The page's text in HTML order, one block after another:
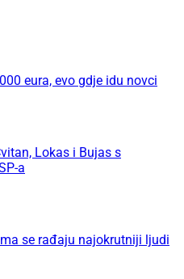
eura, evo gdje idu novci
Lokas i Bujas s
a
se rađaju najokrutniji ljudi